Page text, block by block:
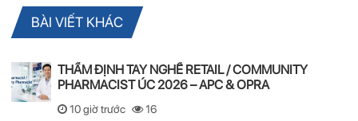
BÀI VIẾT KHÁC
THẨM ĐỊNH TAY NGHỀ RETAIL / COMMUNITY
PHARMACIST ÚC 2026 – APC & OPRA
10 giờ trước 16